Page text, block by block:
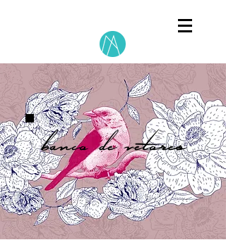
banco de vetores